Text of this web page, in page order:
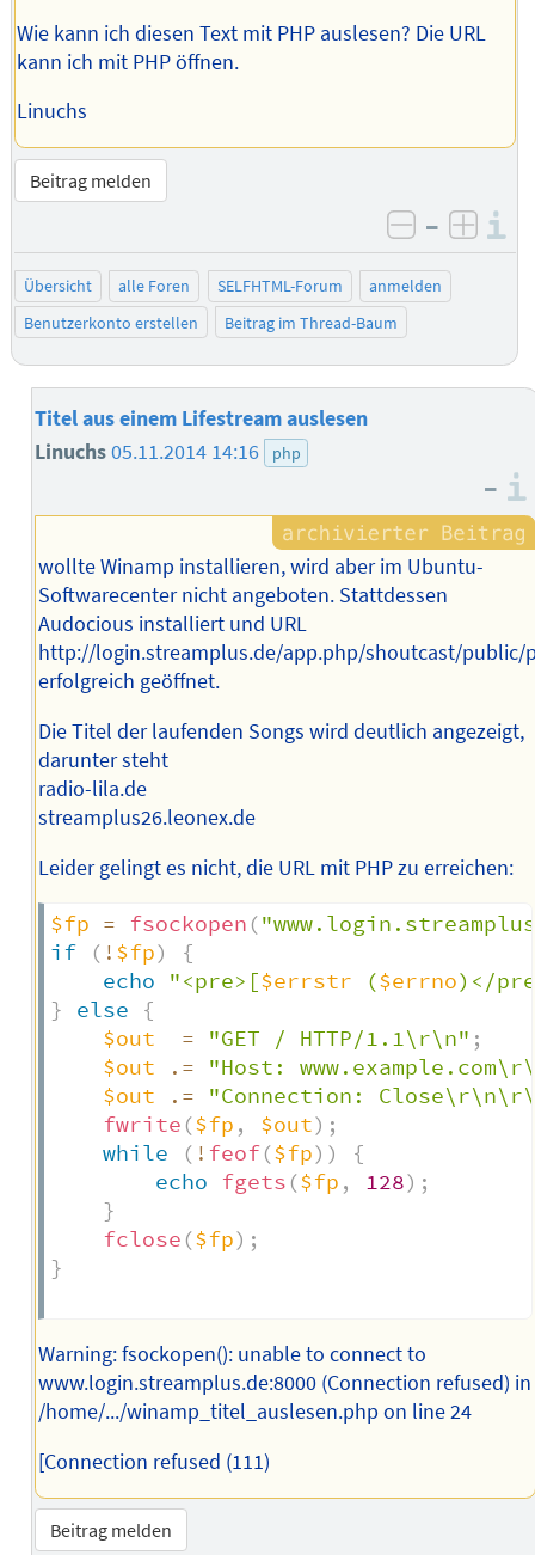
Wie kann ich diesen Text mit PHP auslesen? Die URL
kann ich mit PHP öffnen.
Linuchs
Beitrag melden
negativ
–
Übersicht alle Foren SELFHTML-Forum
anmelden
Benutzerkonto erstellen
Beitrag im Thread-Baum
Titel aus einem Lifestream auslesen
Linuchs05.11.2014 14:16 php
–
wollte Winamp installieren, wird aber im Ubuntu-
Softwarecenter nicht angeboten. Stattdessen
Audocious installiert und URL
http://login.streamplus.de/app.php/shoutcast/public/
erfolgreich geöffnet.
Die Titel der laufenden Songs wird deutlich angezeigt,
darunter steht
radio-lila.de
streamplus26.leonex.de
Leider gelingt es nicht, die URL mit PHP zu erreichen:
$fp = fsockopen (
if
( ! $fp)
{
echo
"<pre>[$errstr ($errno)</
}
else
{
$out
= "GET / HTTP/1.1\r\n" ;
$out
.=
"Host:
$out
.=
"Connection:
fwrite ($fp , $out) ;
while
( ! feof($fp) )
{
echo fgets ($fp , 128) ;
}
fclose ($fp) ;
}
Warning: fsockopen(): unable to connect to
www.login.streamplus.de:8000 (Connection refused) in
/home/.../winamp_titel_auslesen.php on line 24
[Connection refused (111)
Beitrag melden